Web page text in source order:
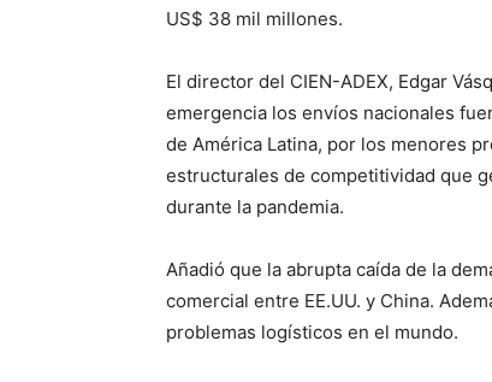
US$ 38 mil millones.
El director del CIEN-ADEX, Edgar
emergencia los envíos nacionales
de América Latina, por los menores
estructurales de competitividad que
durante la pandemia.
Añadió que la abrupta caída de la
comercial entre EE.UU. y China.
problemas logísticos en el mundo.